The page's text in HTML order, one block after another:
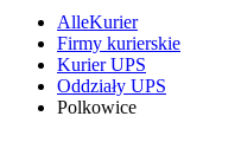
AlleKurier
Firmy kurierskie
Kurier UPS
Oddziały UPS
Polkowice